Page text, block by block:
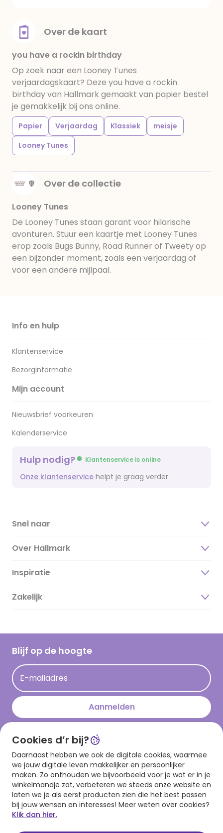
Over de kaart
you have a rockin birthday
Op zoek naar een Looney Tunes
verjaardagskaart? Deze you have a rockin
birthday van Hallmark gemaakt van papier bestel
je gemakkelijk bij ons online.
Papier Verjaardag Klassiek
meisje
Looney Tunes
Over de collectie
Looney Tunes
De Looney Tunes staan garant voor hilarische
avonturen. Stuur een kaartje met Looney Tunes
erop zoals Bugs Bunny, Road Runner of Tweety op
een bijzonder moment, zoals een verjaardag of
voor een andere mijlpaal.
Info en hulp
Klantenservice
Bezorginformatie
Mijn account
Nieuwsbrief voorkeuren
Kalenderservice
Hulp nodig? Klantenservice is online
Onze klantenservice helpt je graag verder.
Snel naar
Over Hallmark
Over ons
Duurzaamheid
Hallmark Kaartclub
Acties
Persberichten
Hallmark en Kinderpostzegels
Inspiratie
Magazine
Cadeau inspiratie
Kaartinspiratie
Zakelijk
Blijf op de hoogte
E-mailadres
Aanmelden
Download onze app
Cookies d’r bij?
Daarnaast hebben we ook de digitale cookies, waarmee
we jouw digitale leven makkelijker en persoonlijker
maken. Zo onthouden we bijvoorbeeld voor je wat er in je
winkelmandje zat, verbeteren we steeds onze website en
laten we je als eerst producten zien die het best passen
bij jouw wensen en interesses! Meer weten over cookies?
Klik dan hier.